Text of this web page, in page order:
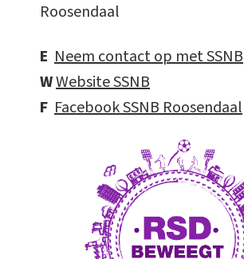
Roosendaal
E Neem contact op met SSNB
WWebsite SSNB
F Facebook SSNB Roosendaal